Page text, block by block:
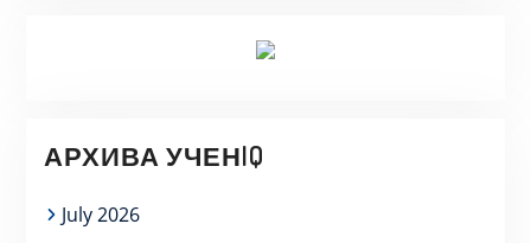
АРХИВА УЧЕНIQ
July 2026